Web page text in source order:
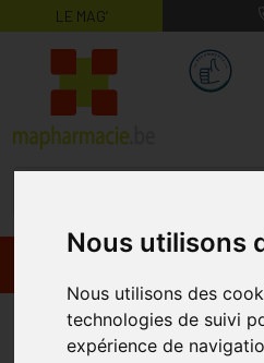
Nous utilisons
Nous utilisons des
technologies de suivi
expérience de
LE MAG’
Gazofix